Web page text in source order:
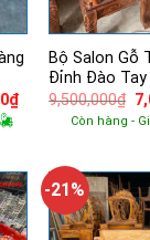
₫Giá
Bộ Salon Gỗ
Đỉnh Đào Tay
9,500,000₫
là:
Còn hàng -
-21%